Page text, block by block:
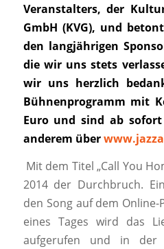
Veranstalters, der
GmbH (KVG), und
den langjährigen
die wir uns stets
wir uns herzlich
Bühnenprogramm mit
Euro und sind ab
anderem über
Mit dem Titel „Call You
2014 der Durchbruch.
den Song auf dem
eines Tages wird das
aufgerufen und in der